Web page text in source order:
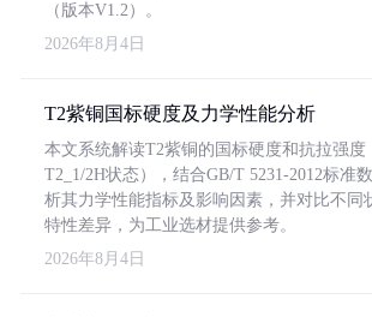
（版本V1.2）。
2026年8月4日
T2紫铜国标硬度及力学性能分析
本文系统解读T2紫铜的国标硬度和抗拉强度
T2_1/2H状态），结合GB/T 5231-2012标准
析其力学性能指标及影响因素，并对比不同
特性差异，为工业选材提供参考。
2026年8月4日